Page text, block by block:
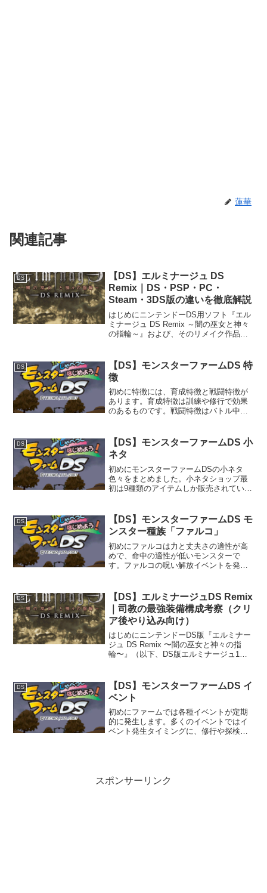
蓮華
関連記事
DS
【DS】エルミナージュ DS
Remix｜DS・PSP・PC・
Steam・3DS版の違いを徹底解説
はじめにニンテンドーDS用ソフト『エル
ミナージュ DS Remix ～闇の巫女と神々
の指輪～』および、そのリメイク作品で
ジュ1）は、ウィザードリィ系譜の高難...
DS
【DS】モンスターファームDS 特
徴
初めに特徴には、育成特徴と戦闘特徴が
あります。育成特徴は訓練や修行で効果
のあるものです。戦闘特徴はバトル中の
つまで保持可能です。基本的には新たに
特徴を獲得した際に古い...
DS
【DS】モンスターファームDS 小
ネタ
初めにモンスターファームDSの小ネタ
色々をまとめました。小ネタショップ最
初は9種類のアイテムしか販売されていま
ます。アイテム名買値販売時期リングバ
ナナ200最初からに...
DS
【DS】モンスターファームDS モ
ンスター種族「ファルコ」
初めにファルコは力と丈夫さの適性が高
めで、命中の適性が低いモンスターで
す。ファルコの呪い解放イベントを発生
参照ください。モンスター種族「ファル
コ」再生条件最初から再生可...
DS
【DS】エルミナージュDS Remix
｜司教の最強装備構成考察（クリ
ア後やり込み向け）
はじめにニンテンドーDS版『エルミナー
ジュ DS Remix 〜闇の巫女と神々の指
輪〜』（以下、DS版エルミナージュ1）
誇る作品です。特に本作は、クリア後の
やり込み要...
DS
【DS】モンスターファームDS イ
ベント
初めにファームでは各種イベントが定期
的に発生します。多くのイベントではイ
ベント発生タイミングに、修行や探検な
スポンサーリンク